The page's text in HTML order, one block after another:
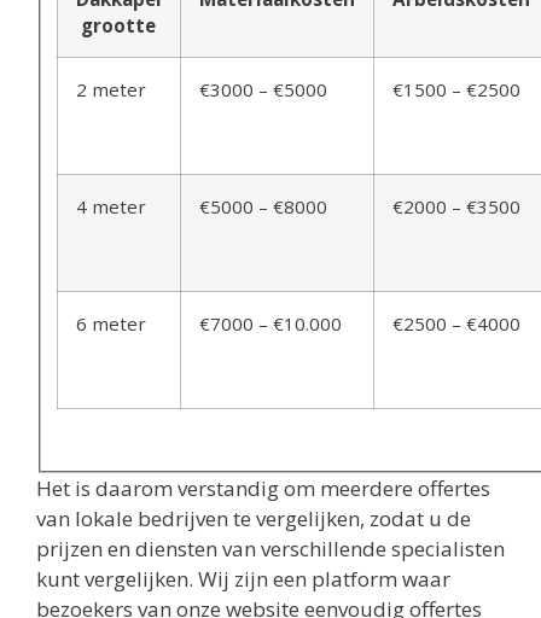
grootte
2 meter €3000 – €5000 €1500 – €2500
4 meter €5000 – €8000 €2000 – €3500
6 meter €7000 – €10.000 €2500 – €4000
Het is daarom verstandig om meerdere offertes
van lokale bedrijven te vergelijken, zodat u de
prijzen en diensten van verschillende specialisten
kunt vergelijken. Wij zijn een platform waar
bezoekers van onze website eenvoudig offertes